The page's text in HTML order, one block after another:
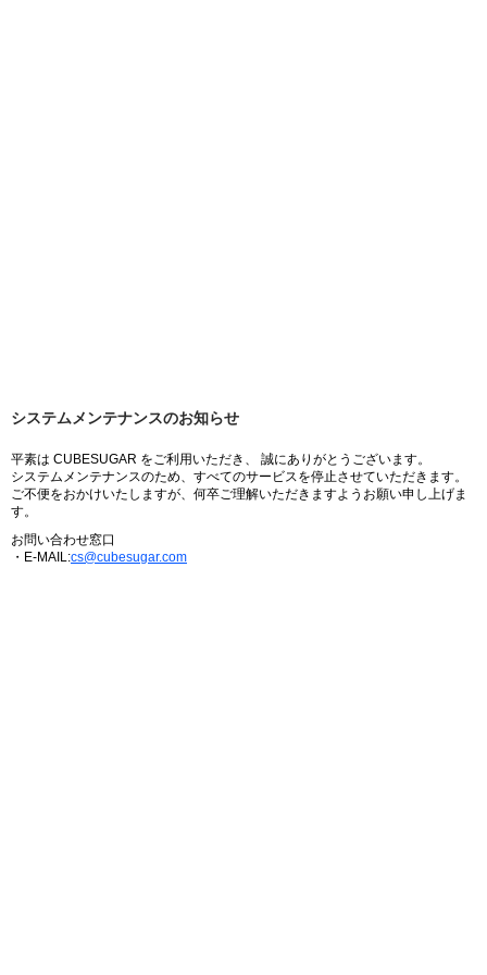
システムメンテナンスのお知らせ
平素は CUBESUGAR をご利用いただき、 誠にありがとうございます。
システムメンテナンスのため、すべてのサービスを停止させていただきます。
ご不便をおかけいたしますが、何卒ご理解いただきますようお願い申し上げま
す。
お問い合わせ窓口
・E-MAIL:cs@cubesugar.com